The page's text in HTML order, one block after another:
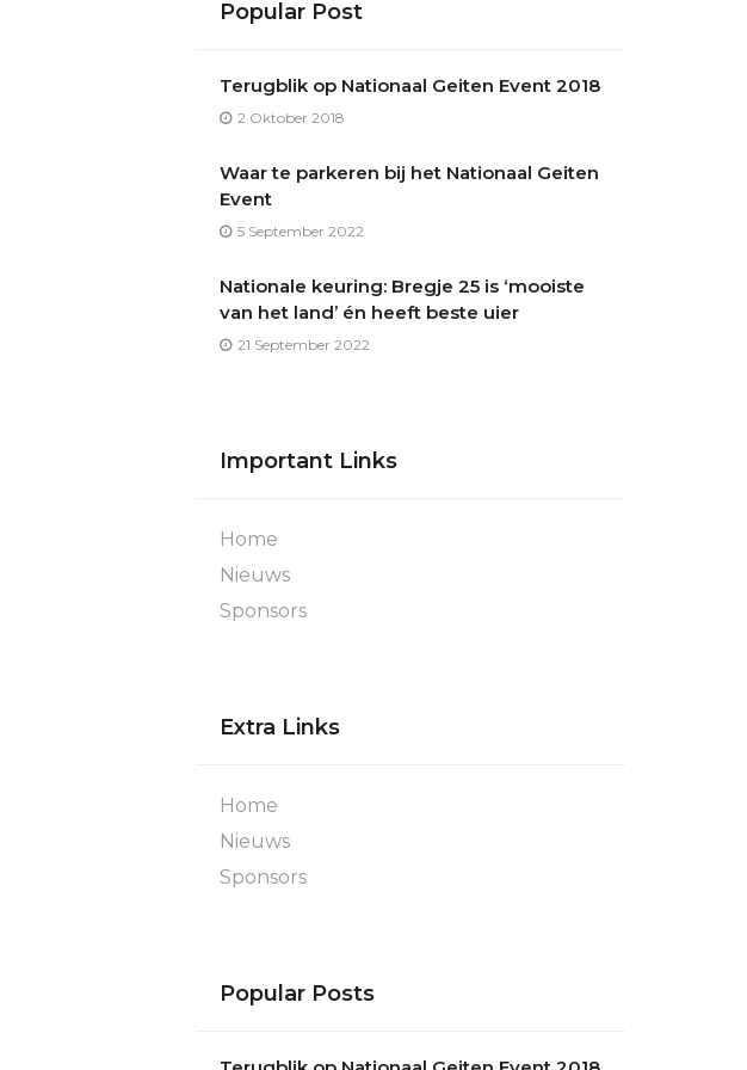
Popular Post
Terugblik op Nationaal Geiten Event 2018
2 Oktober 2018
Waar te parkeren bij het Nationaal Geiten
Event
5 September 2022
Nationale keuring: Bregje 25 is ‘mooiste
van het land’ én heeft beste uier
21 September 2022
Important Links
Home
Nieuws
Sponsors
Extra Links
Home
Nieuws
Sponsors
Popular Posts